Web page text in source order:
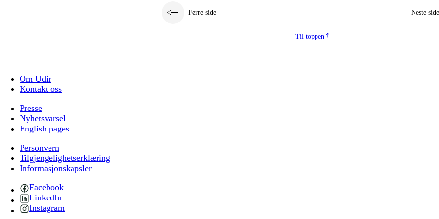
Førre side Neste side
Til toppen
Om Udir
Kontakt oss
Presse
Nyhetsvarsel
English pages
Personvern
Tilgjengelighetserklæring
Informasjonskapsler
Facebook
LinkedIn
Instagram